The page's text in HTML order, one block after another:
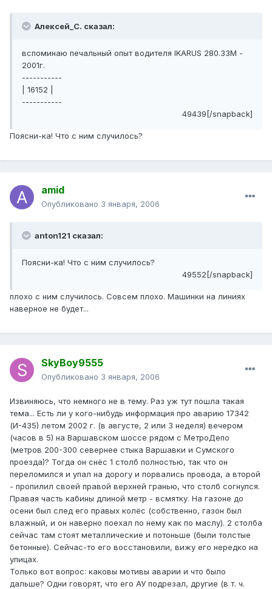
Алексей_С. сказал:
вспоминаю печальный опыт водителя IKARUS 280.33М -
2001г.
-----------
| 16152 |
-----------
49439[/snapback]
Поясни-ка! Что с ним случилось?
amid
Опубликовано 3 января, 2006
anton121 сказал:
Поясни-ка! Что с ним случилось?
49552[/snapback]
плохо с ним случилось. Совсем плохо. Машинки на линиях
наверное не будет...
SkyBoy9555
Опубликовано 3 января, 2006
Извиняюсь, что немного не в тему. Раз уж тут пошла такая
тема... Есть ли у кого-нибудь информация про аварию 17342
(И-435) летом 2002 г. (в августе, 2 или 3 неделя) вечером
(часов в 5) на Варшавском шоссе рядом с МетроДепо
(метров 200-300 севернее стыка Варшавки и Сумского
проезда)? Тогда он снёс 1 столб полностью, так что он
переломился и упал на дорогу и порвались провода, а второй
- пропилил своей правой верхней гранью, что столб согнулся.
Правая часть кабины длиной метр - всмятку. На газоне до
осени был след его правых колёс (собственно, газон был
влажный, и он наверно поехал по нему как по маслу). 2 столба
сейчас там стоят металлические и потоньше (были толстые
бетонные). Сейчас-то его восстановили, вижу его нередко на
улицах.
Только вот вопрос: каковы мотивы аварии и что было
дальше? Одни говорят, что его АУ подрезал, другие (в т. ч.